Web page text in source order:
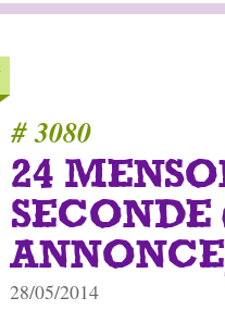
# 3080
24
28/05/2014